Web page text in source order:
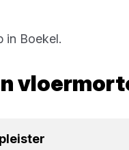
in Boekel.